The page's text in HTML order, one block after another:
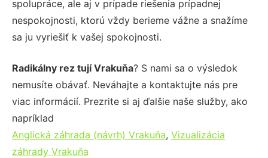
spolupráce, ale aj v prípade riešenia prípadnej
nespokojnosti, ktorú vždy berieme vážne a snažíme
sa ju vyriešiť k vašej spokojnosti.
Radikálny rez tují Vrakuňa? S nami sa o výsledok
nemusíte obávať. Neváhajte a kontaktujte nás pre
viac informácií. Prezrite si aj ďalšie naše služby, ako
napríklad
Anglická záhrada (návrh) Vrakuňa, Vizualizácia
záhrady Vrakuňa